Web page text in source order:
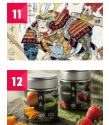
11
12